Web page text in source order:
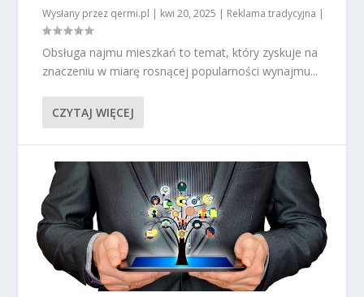
Wysłany przez qermi.pl | kwi 20, 2025 | Reklama tradycyjna |
Obsługa najmu mieszkań to temat, który zyskuje na
znaczeniu w miarę rosnącej popularności wynajmu...
CZYTAJ WIĘCEJ